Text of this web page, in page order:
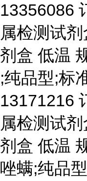
13356086
属检测试
剂盒 低温
;纯品型;标
13171216
属检测试
剂盒 低温
唑螨;纯品